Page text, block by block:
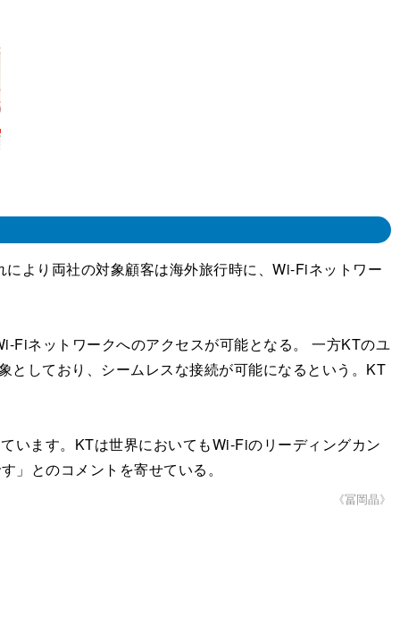
より両社の対象顧客は海外旅行時に、Wi-Fiネットワー
Fiネットワークへのアクセスが可能となる。 一方KTのユ
しており、シームレスな接続が可能になるという。KT
います。KTは世界においてもWi-Fiのリーディングカン
とのコメントを寄せている。
《冨岡晶》